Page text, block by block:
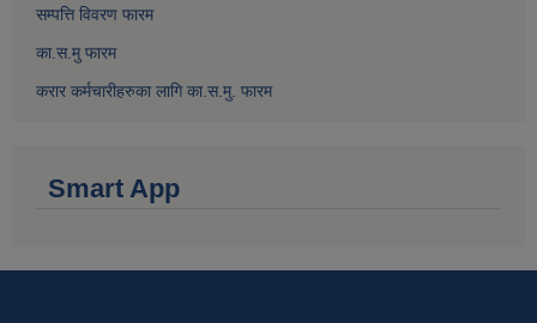
सम्पत्ति विवरण फारम
का.स.मु फारम
करार कर्मचारीहरुका लागि का.स.मु. फारम
Smart App